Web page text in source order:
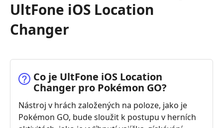
UltFone iOS Location
Changer
Co je UltFone iOS Location
Changer pro Pokémon GO?
Nástroj v hrách založených na poloze, jako je
Pokémon GO, bude sloužit k postupu v herních